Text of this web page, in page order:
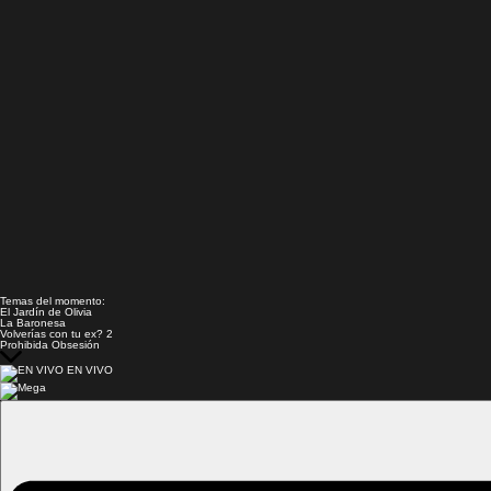
Temas del momento:
El Jardín de Olivia
La Baronesa
Volverías con tu ex? 2
Prohibida Obsesión
EN VIVO